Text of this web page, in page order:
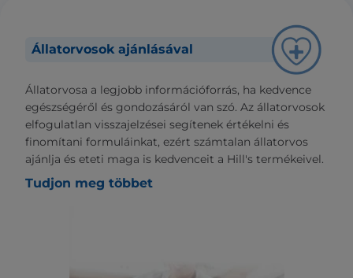
Állatorvosok ajánlásával
Állatorvosa a legjobb információforrás, ha kedvence
egészségéről és gondozásáról van szó. Az állatorvosok
elfogulatlan visszajelzései segítenek értékelni és
finomítani formuláinkat, ezért számtalan állatorvos
ajánlja és eteti maga is kedvenceit a Hill's termékeivel.
Tudjon meg többet